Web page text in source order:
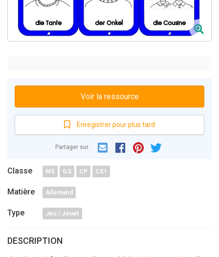
Classe MS GS CP CE1
Matière Allemand
Type Jeu / Jouet
Voir la ressource
Enregistrer pour plus tard
Partager sur : EmailFacebook
Pinterest
DESCRIPTION